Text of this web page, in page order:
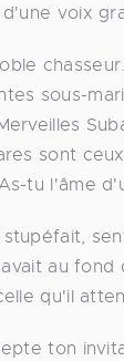
voix
sous-
sont
tu l'âme
stupéfait,
au fond
qu'il
ton